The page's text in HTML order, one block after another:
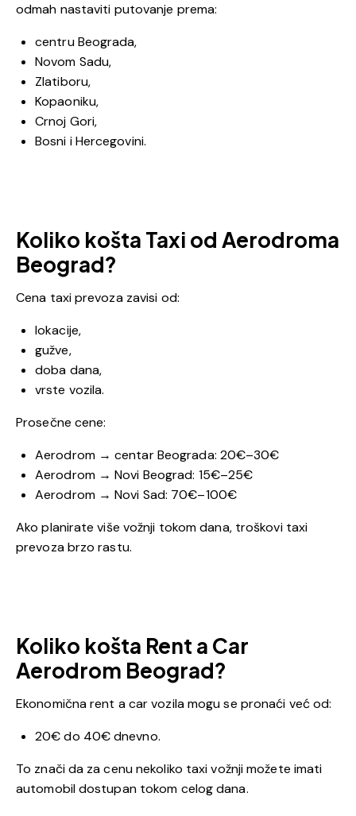
odmah nastaviti putovanje prema:
centru Beograda,
Novom Sadu,
Zlatiboru,
Kopaoniku,
Crnoj Gori,
Bosni i Hercegovini.
Koliko košta Taxi od Aerodroma
Beograd?
Cena taxi prevoza zavisi od:
lokacije,
gužve,
doba dana,
vrste vozila.
Prosečne cene:
Aerodrom → centar Beograda: 20€–30€
Aerodrom → Novi Beograd: 15€–25€
Aerodrom → Novi Sad: 70€–100€
Ako planirate više vožnji tokom dana, troškovi taxi
prevoza brzo rastu.
Koliko košta Rent a Car
Aerodrom Beograd?
Ekonomična rent a car vozila mogu se pronaći već od:
20€ do 40€ dnevno.
To znači da za cenu nekoliko taxi vožnji možete imati
automobil dostupan tokom celog dana.